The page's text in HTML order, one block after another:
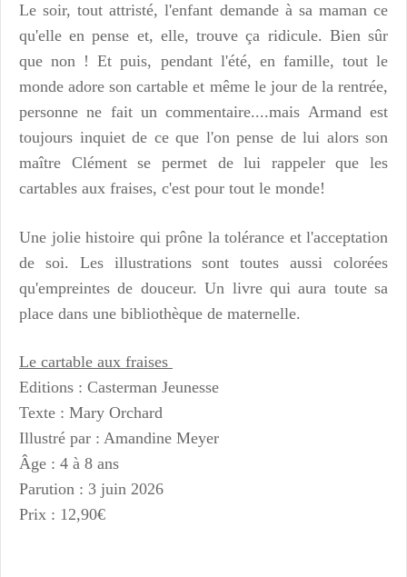
Le soir, tout attristé, l'enfant demande à sa maman ce
qu'elle en pense et, elle, trouve ça ridicule. Bien sûr
que non ! Et puis, pendant l'été, en famille, tout le
monde adore son cartable et même le jour de la rentrée,
personne ne fait un commentaire....mais Armand est
toujours inquiet de ce que l'on pense de lui alors son
maître Clément se permet de lui rappeler que les
cartables aux fraises, c'est pour tout le monde!
Une jolie histoire qui prône la tolérance et l'acceptation
de soi. Les illustrations sont toutes aussi colorées
qu'empreintes de douceur. Un livre qui aura toute sa
place dans une bibliothèque de maternelle.
Le cartable aux fraises
Editions : Casterman Jeunesse
Texte : Mary Orchard
Illustré par : Amandine Meyer
Âge : 4 à 8 ans
Parution : 3 juin 2026
Prix : 12,90€